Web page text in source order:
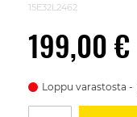
15E32L2462
199,00 €
Loppu varastosta
images